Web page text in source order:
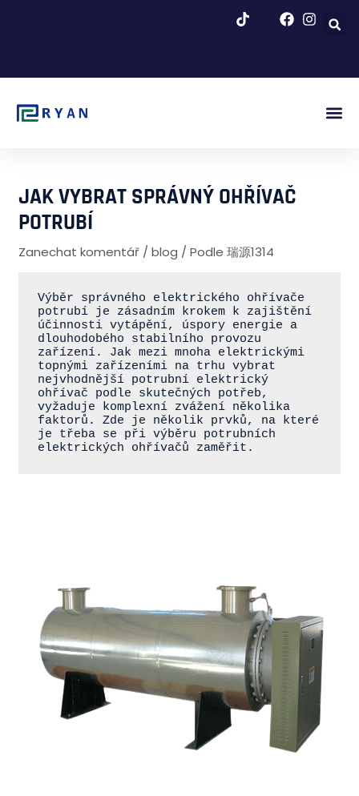
JAK VYBRAT SPRÁVNÝ OHŘÍVAČ
POTRUBÍ
Zanechat komentář /blog / Podle瑞源1314
Výběr správného elektrického ohřívače
potrubí je zásadním krokem k zajištění
účinnosti vytápění, úspory energie a
dlouhodobého stabilního provozu
zařízení. Jak mezi mnoha elektrickými
topnými zařízeními na trhu vybrat
nejvhodnější potrubní elektrický
ohřívač podle skutečných potřeb,
vyžaduje komplexní zvážení několika
faktorů. Zde je několik prvků, na které
je třeba se při výběru potrubních
elektrických ohřívačů zaměřit.